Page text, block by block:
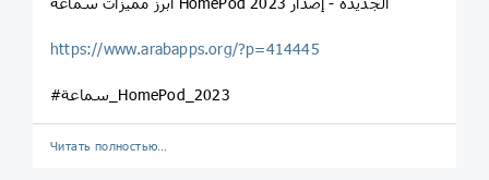
https://www.arabapps.org/?p=414445
#سماعة_HomePod_2023
Читать полностью…